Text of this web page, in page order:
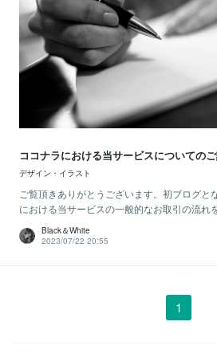
ココナラにおける当サービスについての
デザイン・イラスト
ご覧頂きありがとうございます。初ブログと
における当サービスの一般的なお取引の流れ
Black＆White
2023/07/22 20:55
1